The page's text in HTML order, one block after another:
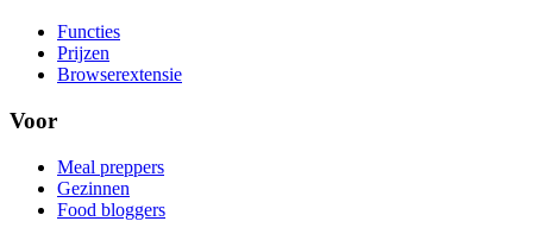
Functies
Prijzen
Browserextensie
Voor
Meal preppers
Gezinnen
Food bloggers